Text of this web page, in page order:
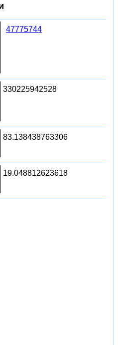
47775744
330225942528
83.138438763306
19.048812623618